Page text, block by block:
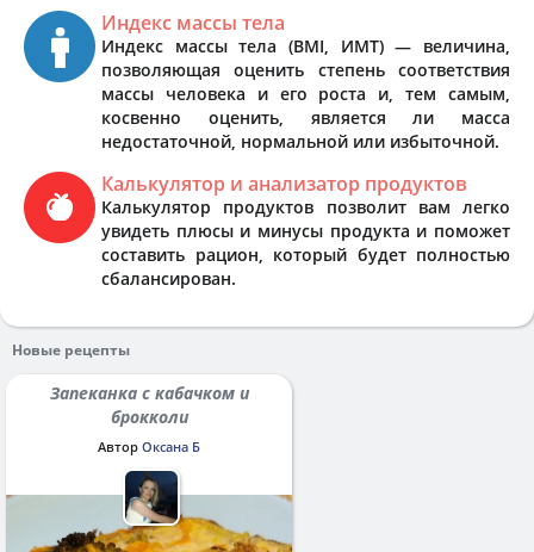
Индекс массы тела
Индекс массы тела (BMI, ИМТ) — величина,
позволяющая оценить степень соответствия
массы человека и его роста и, тем самым,
косвенно оценить, является ли масса
недостаточной, нормальной или избыточной.
Калькулятор и анализатор продуктов
Калькулятор продуктов позволит вам легко
увидеть плюсы и минусы продукта и поможет
составить рацион, который будет полностью
сбалансирован.
Новые рецепты
Запеканка с кабачком и
брокколи
Автор Оксана Б